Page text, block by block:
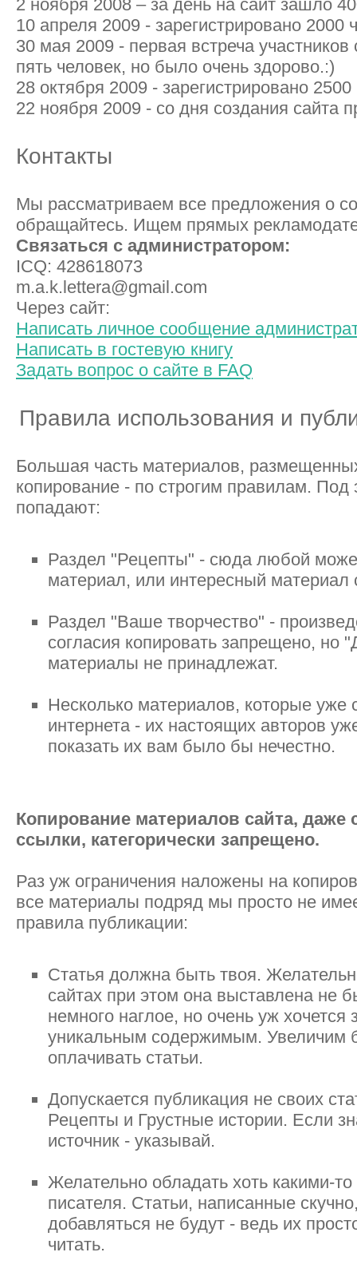
2 ноября 2008 – за день на сайт зашло
10 апреля 2009 - зарегистрировано 2000
30 мая 2009 - первая встреча
пять человек, но было очень здорово.:)
28 октября 2009 - зарегистрировано 2500
22 ноября 2009 - со дня создания сайта
Контакты
Мы рассматриваем все предложения о
обращайтесь. Ищем прямых
Связаться с администратором:
ICQ: 428618073
m.a.k.lettera@gmail.com
Через сайт:
Написать личное сообщение
Написать в гостевую книгу
Задать вопрос о сайте в FAQ
Правила использования и
Большая часть материалов,
копирование - по строгим правилам. Под
попадают:
Раздел "Рецепты" - сюда любой
материал, или интересный материал
Раздел "Ваше творчество" -
согласия копировать запрещено, но
материалы не принадлежат.
Несколько материалов, которые уже
интернета - их настоящих авторов
показать их вам было бы нечестно.
Копирование материалов сайта, даже
ссылки, категорически запрещено.
Раз уж ограничения наложены на
все материалы подряд мы просто не
правила публикации:
Статья должна быть твоя.
сайтах при этом она выставлена не
немного наглое, но очень уж хочется
уникальным содержимым. Увеличим
оплачивать статьи.
Допускается публикация не своих
Рецепты и Грустные истории. Если
источник - указывай.
Желательно обладать хоть какими-
писателя. Статьи, написанные
добавляться не будут - ведь их
читать.